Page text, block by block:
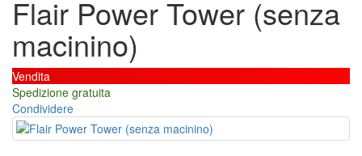
Flair Power Tower (senza
macinino)
Vendita
Spedizione gratuita
Condividere